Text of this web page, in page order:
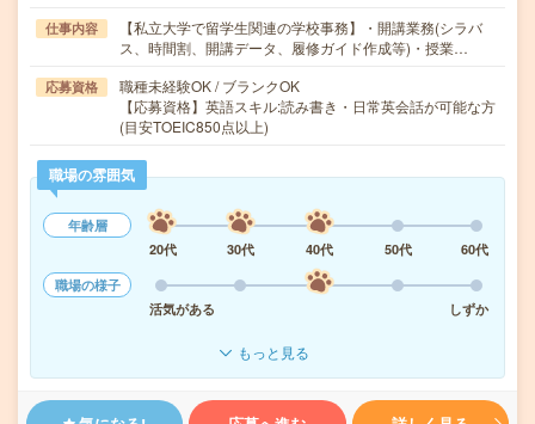
仕事内容
【私立大学で留学生関連の学校事務】・開講業務(シラバ
ス、時間割、開講データ、履修ガイド作成等)・授業…
応募資格
職種未経験OK / ブランクOK
【応募資格】英語スキル:読み書き・日常英会話が可能な方
(目安TOEIC850点以上)
職場の雰囲気
年齢層
20代
30代 40代 50代
60代
職場の様子
活気がある
しずか
もっと見る